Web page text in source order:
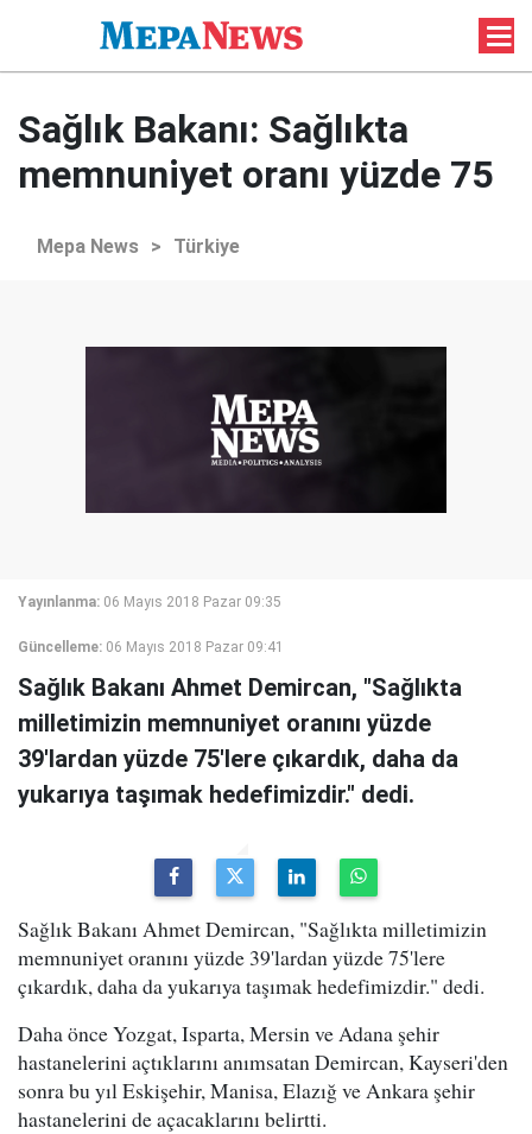
Sağlık Bakanı: Sağlıkta
memnuniyet oranı yüzde 75
Mepa News > Türkiye
Yayınlanma: 06 Mayıs 2018 Pazar 09:35
Güncelleme: 06 Mayıs 2018 Pazar 09:41
Sağlık Bakanı Ahmet Demircan, "Sağlıkta
milletimizin memnuniyet oranını yüzde
39'lardan yüzde 75'lere çıkardık, daha da
yukarıya taşımak hedefimizdir." dedi.
Sağlık Bakanı Ahmet Demircan, "Sağlıkta milletimizin
memnuniyet oranını yüzde 39'lardan yüzde 75'lere
çıkardık, daha da yukarıya taşımak hedefimizdir." dedi.
Daha önce Yozgat, Isparta, Mersin ve Adana şehir
hastanelerini açtıklarını anımsatan Demircan, Kayseri'den
sonra bu yıl Eskişehir, Manisa, Elazığ ve Ankara şehir
hastanelerini de açacaklarını belirtti.